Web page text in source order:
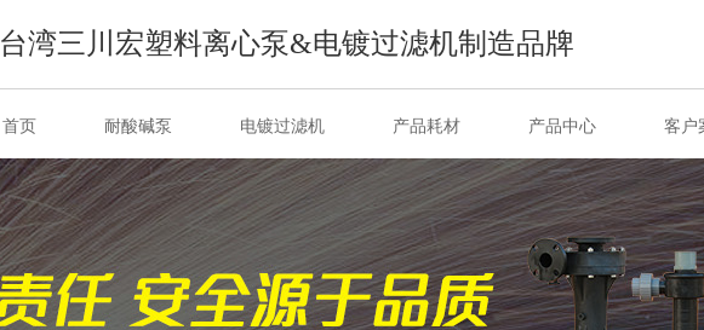
台湾三川宏塑料离心泵&电镀过滤机制造品牌
首页 耐酸碱泵 电镀过滤机 产品耗材 产品中心 客户